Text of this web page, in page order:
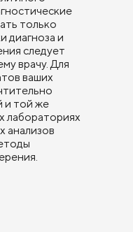
только
диагноза и
следует
врачу. Для
ваших
и той же
лабораториях
анализов